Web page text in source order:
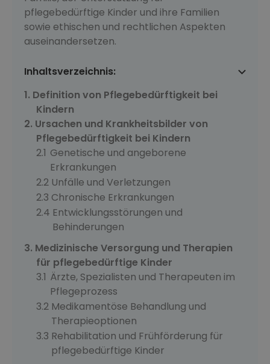
pflegebedürftige Kinder und ihre Familien
sowie ethischen und rechtlichen Aspekten
auseinandersetzen.
Inhaltsverzeichnis:
Definition von Pflegebedürftigkeit bei
Kindern
Ursachen und Krankheitsbilder von
Pflegebedürftigkeit bei Kindern
Genetische und angeborene
Erkrankungen
Unfälle und Verletzungen
Chronische Erkrankungen
Entwicklungsstörungen und
Behinderungen
Medizinische Versorgung und Therapien
für pflegebedürftige Kinder
Ärzte, Spezialisten und Therapeuten im
Pflegeprozess
Medikamentöse Behandlung und
Therapieoptionen
Rehabilitation und Frühförderung für
pflegebedürftige Kinder